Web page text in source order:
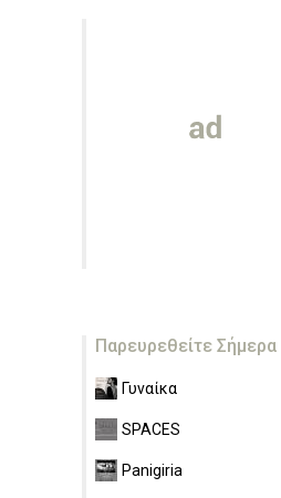
Παρευρεθείτε Σήμερα
Γυναίκα
SPACES
Panigiria